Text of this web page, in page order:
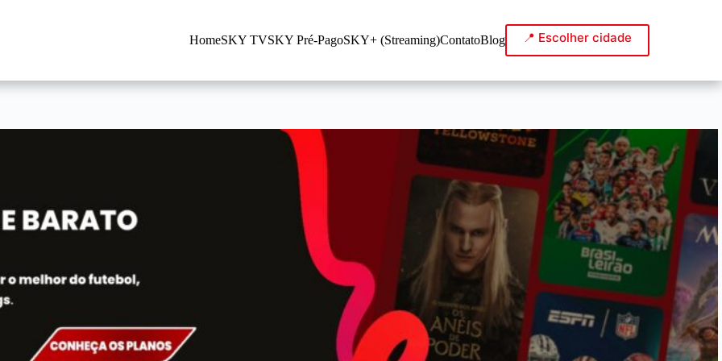
HomeSKY TVSKY Pré-PagoSKY+ (Streaming)ContatoBlog 📍 Escolher cidade